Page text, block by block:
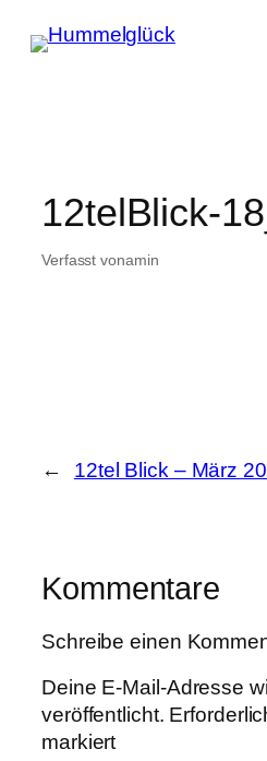
Inhalt
12telBlick-
Verfasst vonamin
← 12tel Blick – März
Kommentare
Schreibe einen
Deine E-Mail-Adresse
veröffentlicht.
markiert